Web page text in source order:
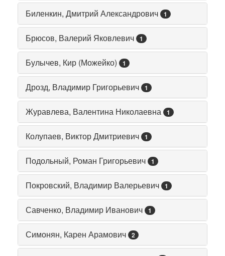
Биленкин, Дмитрий Александрович 1
Брюсов, Валерий Яковлевич 1
Булычев, Кир (Можейко) 1
Дрозд, Владимир Григорьевич 1
Журавлева, Валентина Николаевна 1
Колупаев, Виктор Дмитриевич 1
Подольный, Роман Григорьевич 1
Покровский, Владимир Валерьевич 1
Савченко, Владимир Иванович 1
Симонян, Карен Арамович 2